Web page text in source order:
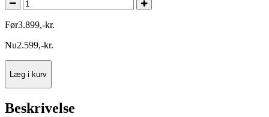
Før3.899,-kr.
Nu2.599,-kr.
Læg i kurv
Beskrivelse